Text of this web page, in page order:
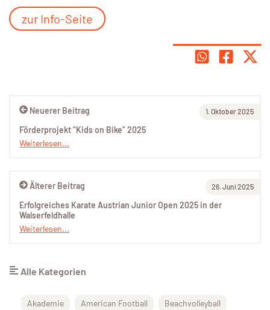
zur Info-Seite
Älterer Beitrag 26. Juni 2025
Erfolgreiches Karate Austrian Junior Open 2025 in der
Walserfeldhalle
Weiterlesen...
Neuerer Beitrag 1. Oktober 2025
Förderprojekt “Kids on Bike” 2025
Weiterlesen...
Alle Kategorien
Akademie American Football Beachvolleyball